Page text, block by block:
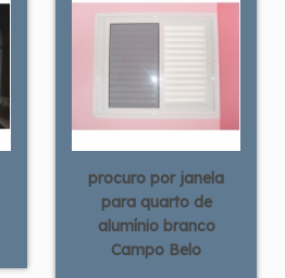
procuro por janela
para quarto de
alumínio branco
Campo Belo